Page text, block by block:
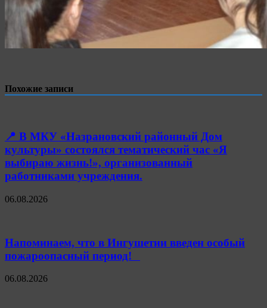
Похожие записи
📍 В МКУ «Назрановский районный Дом
культуры» состоялся тематический час «Я
выбираю жизнь!», организованный
работниками учреждения.
06.08.2026
Напоминаем, что в Ингушетии введен особый
пожароопасный период!⁣⁣⠀
06.08.2026